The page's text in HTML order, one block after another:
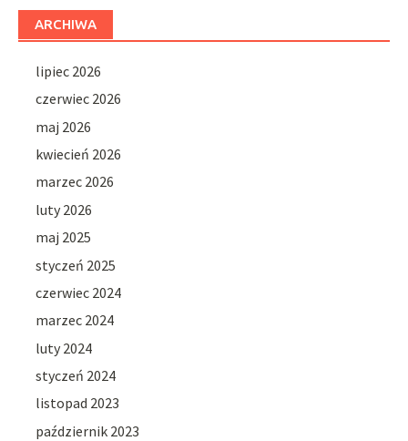
ARCHIWA
lipiec 2026
czerwiec 2026
maj 2026
kwiecień 2026
marzec 2026
luty 2026
maj 2025
styczeń 2025
czerwiec 2024
marzec 2024
luty 2024
styczeń 2024
listopad 2023
październik 2023